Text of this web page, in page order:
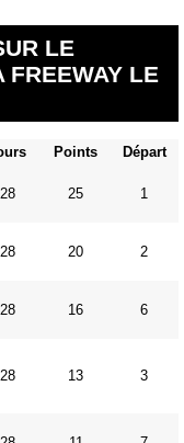
LE
FREEWAY LE
Points Départ
28 25 1
28 20 2
28 16 6
28 13 3